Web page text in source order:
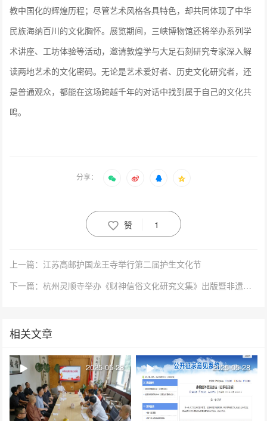
教中国化的辉煌历程；尽管艺术风格各具特色，却共同体现了中华
民族海纳百川的文化胸怀。展览期间，三峡博物馆还将举办系列学
术讲座、工坊体验等活动，邀请敦煌学与大足石刻研究专家深入解
读两地艺术的文化密码。无论是艺术爱好者、历史文化研究者，还
是普通观众，都能在这场跨越千年的对话中找到属于自己的文化共
鸣。
分享：
赞 1
上一篇：江苏高邮护国龙王寺举行第二届护生文化节
下一篇：杭州灵顺寺举办《财神信俗文化研究文集》出版暨非遗传承座谈会
相关文章
2025-05-28 2025-05-28